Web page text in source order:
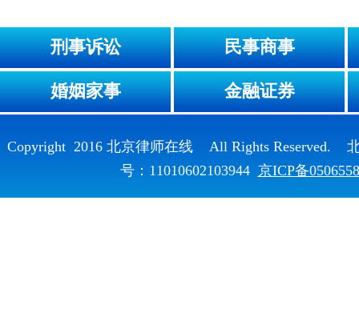
刑事诉讼 民事商事
婚姻家事 金融证券
Copyright 2016 北京律师在线 All Rights Reserved.
号：11010602103944 京ICP备